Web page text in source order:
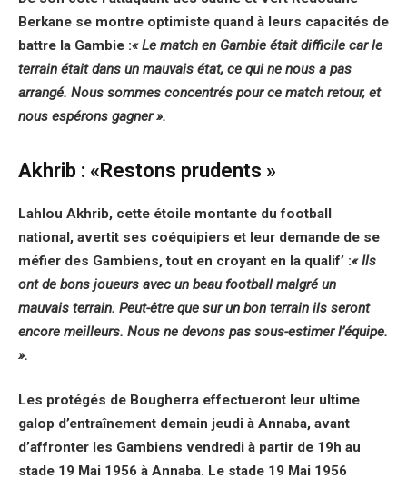
Berkane se montre optimiste quand à leurs capacités de
battre la Gambie :« Le match en Gambie était difficile car le
terrain était dans un mauvais état, ce qui ne nous a pas
arrangé. Nous sommes concentrés pour ce match retour, et
nous espérons gagner ».
Akhrib : «Restons prudents »
Lahlou Akhrib, cette étoile montante du football
national, avertit ses coéquipiers et leur demande de se
méfier des Gambiens, tout en croyant en la qualif’ :« Ils
ont de bons joueurs avec un beau football malgré un
mauvais terrain. Peut-être que sur un bon terrain ils seront
encore meilleurs. Nous ne devons pas sous-estimer l’équipe.
».
Les protégés de Bougherra effectueront leur ultime
galop d’entraînement demain jeudi à Annaba, avant
d’affronter les Gambiens vendredi à partir de 19h au
stade 19 Mai 1956 à Annaba. Le stade 19 Mai 1956